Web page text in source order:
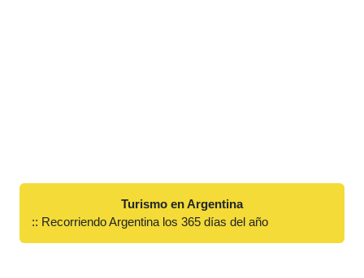
Turismo en Argentina
:: Recorriendo Argentina los 365 días del año